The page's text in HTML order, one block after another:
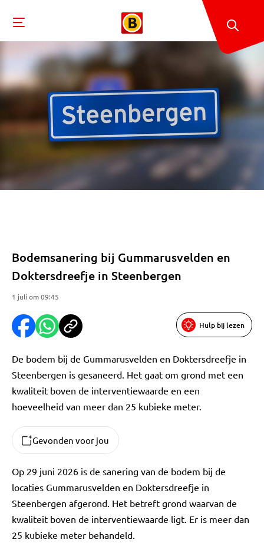
Bodemsanering bij Gummarusvelden en
Doktersdreefje in Steenbergen
1 juli om 09:45
Hulp bij lezen
De bodem bij de Gummarusvelden en Doktersdreefje in
Steenbergen is gesaneerd. Het gaat om grond met een
kwaliteit boven de interventiewaarde en een
hoeveelheid van meer dan 25 kubieke meter.
Gevonden voor jou
Op 29 juni 2026 is de sanering van de bodem bij de
locaties Gummarusvelden en Doktersdreefje in
Steenbergen afgerond. Het betreft grond waarvan de
kwaliteit boven de interventiewaarde ligt. Er is meer dan
25 kubieke meter behandeld.